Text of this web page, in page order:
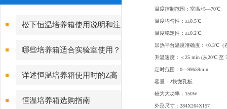
松下恒温培养箱使用说明和注
意事项
哪些培养箱适合实验室使用？
详述恒温培养箱使用时的Z高
温度
恒温培养箱选购指南
温度控制范围：室温+5—70℃
温度均匀性：≤±0.5℃
温度稳定性：≤±0.2℃
加热平台温度准确度：<0.3℃（
升温速度：＜25 min (从20℃ 至
定时范围：0—99h59min
容量：2块微孔板
较为大功率：150W
外形尺寸：284X264X157